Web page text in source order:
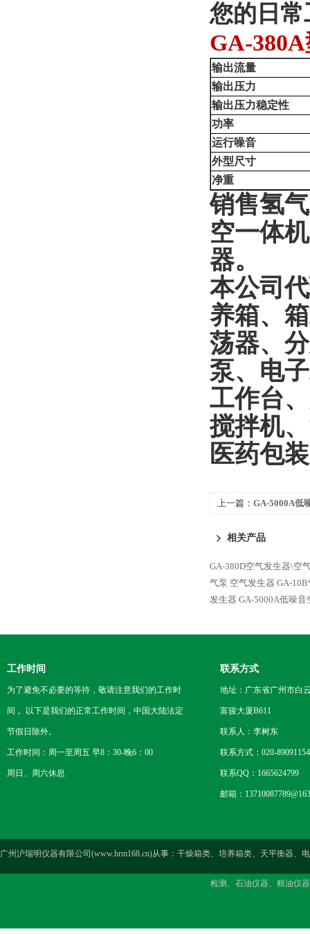
您的日
GA-
输出流量
输出压力
输出压力稳定性
功率
运行噪音
外型尺寸
净重
销售氢
空一体
器。
本公司
养箱、
荡器、
泵、电
工作台
搅拌机
医药包
上一篇： GA-5000A低
相关产品
GA-380D空气发生器\空
气泵 空气发生器 GA-
发生器 GA-5000A低噪
工作时间
为了避免不必要的等待，敬请注意我们的工作时
间 。以下是我们的正常工作时间，中国大陆法定
节假日除外。
工作时间：周一至周五 早8：30-晚6：00
周日、周六休息
联系方式
地址：广东省广州市白
富骏大厦B611
联系人：李树东
联系方式：020-89091154
联系QQ：1665624799
邮箱：
广州沪瑞明仪器有限公司(www.hrm168.cn)从事：干燥箱类、培养箱类、天平衡器
检测、石油仪器、粮油仪